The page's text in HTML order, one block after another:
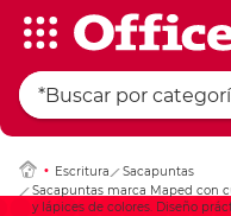
Escritura
Sacapuntas
Sacapuntas marca Maped con
y lápices de colores. Diseño